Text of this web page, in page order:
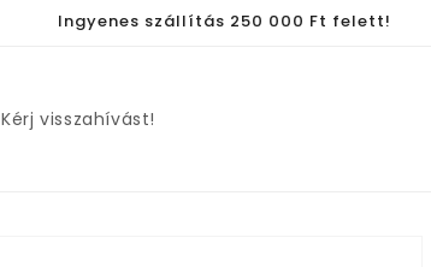
Ingyenes szállítás 250 000 Ft felett!
Kérj visszahívást!